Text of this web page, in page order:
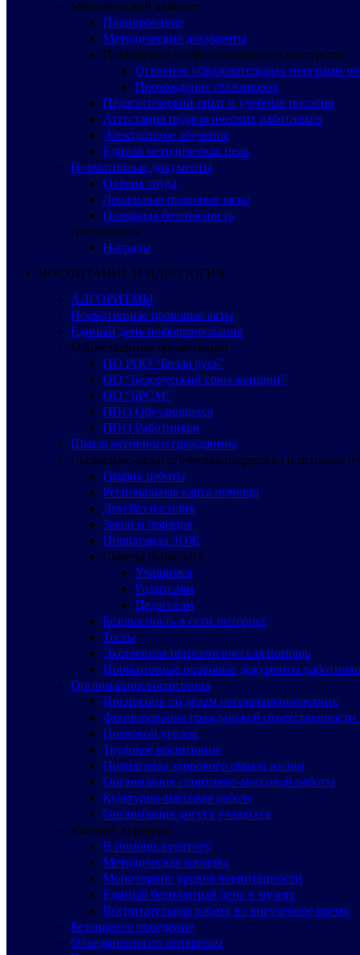
Методический кабинет
Планирование
Методические документы
Повышение профессионального мастерства
Освоение образовательных программ
Прохождение стажировок
Педагогический опыт и учебные пособия
Аттестация педагогических работников
Электронное обучение
Единая методическая цель
Нормативные документы
Охрана труда
Локальные правовые акты
Пожарная безопасность
Достижения
Награды
ВОСПИТАНИЕ И ИДЕОЛОГИЯ
АЛГОРИТМЫ
Нормативные правовые акты
Единый день информирования
Общественные организации
ПО РОО “Белая русь”
ОО “Белорусский союз женщин”
ОО “БРСМ”
ППО Обучающихся
ППО Работников
Школа активного гражданина
Социально-педагогическая поддержка и
График работы
Региональная карта помощи
Дом без насилия
Закон и порядок
Пропаганда ЗОЖ
Советы психолога
Учащимся
Родителям
Педагогам
Безопасность в сети интернет
Тесты
Экстренная психологическая помощь
Нормативные правовые документы
Организация воспитания
Инспекция по делам несовершеннолетних
Формирование гражданской ответственности
Правовой уголок
Трудовое воспитание
Пропаганда здорового образа жизни
Организация спортивно-массовой работы
Культурно-массовая работа
Организация досуга учащихся
Кабинет куратора
В помощь куратору
Методическая копилка
Мониторинг уровня воспитанности
Единый бесплатный день в музеях
Воспитательная работа во внеучебное время
Безопасное поведение
Объединения по интересам